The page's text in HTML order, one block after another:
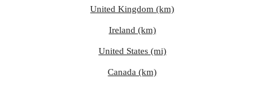
United Kingdom (km)
Ireland (km)
United States (mi)
Canada (km)